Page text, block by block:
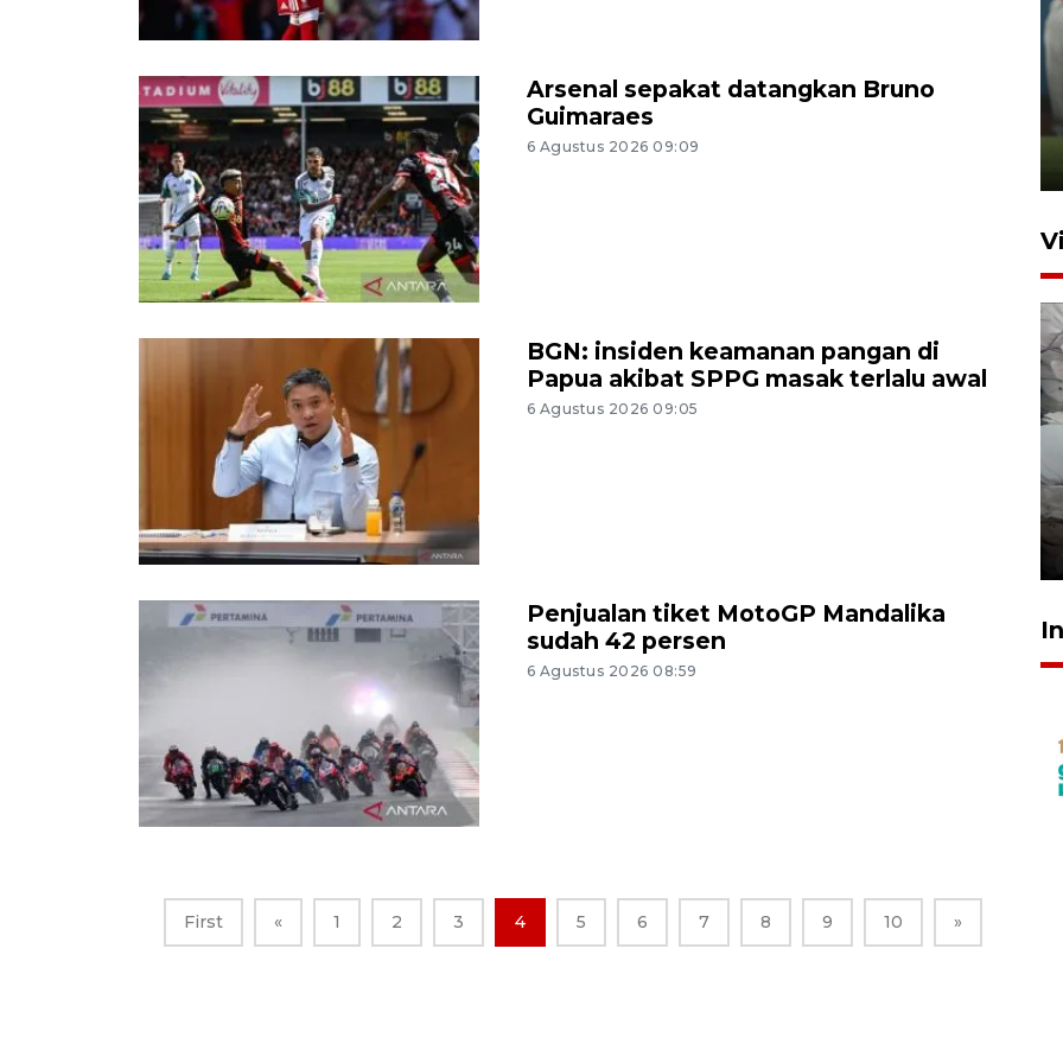
Arsenal sepakat datangkan Bruno
Guimaraes
6 Agustus 2026 09:09
BGN: insiden keamanan pangan di
Papua akibat SPPG masak terlalu awal
6 Agustus 2026 09:05
Penjualan tiket MotoGP Mandalika
sudah 42 persen
6 Agustus 2026 08:59
First « 1 2 3 4 5 6 7 8 9 10 »
ANTARA Babel-Kanwil
KemenHAM Babel Jalin Kerja
Sama